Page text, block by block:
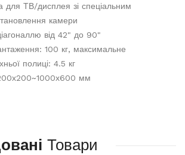
для ТВ/дисплея зі спеціальним
камери
від 42" до 90"
100 кг, максимальне
полиці: 4.5 кг
мм
Товари